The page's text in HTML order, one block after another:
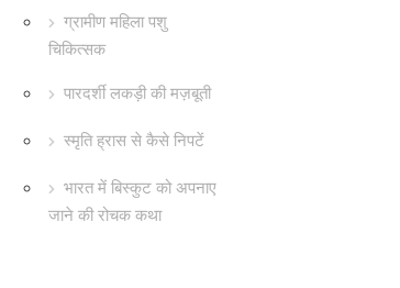
ग्रामीण महिला पशु
चिकित्सक
पारदर्शी लकड़ी की मज़बूती
स्मृति ह्रास से कैसे निपटें
भारत में बिस्कुट को अपनाए
जाने की रोचक कथा